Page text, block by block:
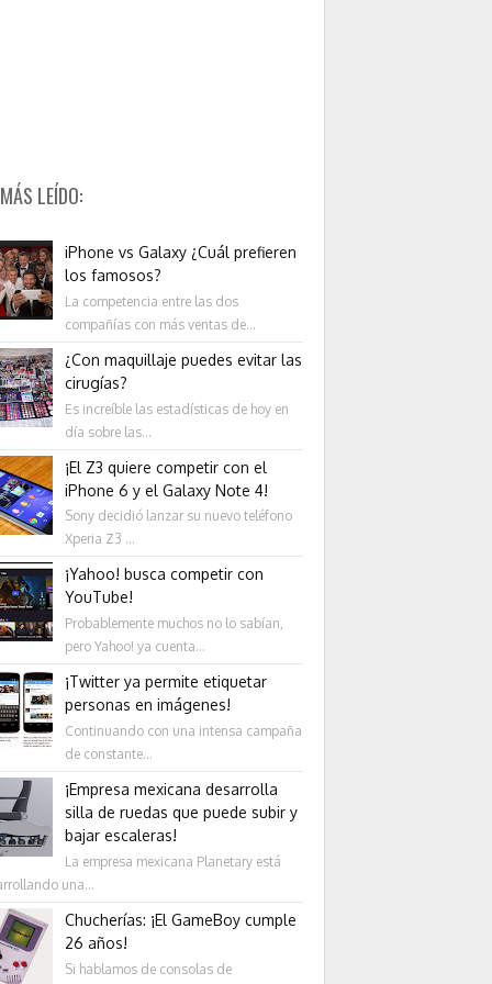
LEÍDO:
iPhone vs Galaxy ¿Cuál prefieren
los famosos?
La competencia entre las dos
compañías con más ventas de...
¿Con maquillaje puedes evitar las
cirugías?
Es increíble las estadísticas de hoy en
día sobre las...
¡El Z3 quiere competir con el
iPhone 6 y el Galaxy Note 4!
Sony decidió lanzar su nuevo teléfono
Xperia Z3 ...
¡Yahoo! busca competir con
YouTube!
Probablemente muchos no lo sabían,
pero Yahoo! ya cuenta...
¡Twitter ya permite etiquetar
personas en imágenes!
Continuando con una intensa campaña
de constante...
¡Empresa mexicana desarrolla
silla de ruedas que puede subir y
bajar escaleras!
La empresa mexicana Planetary está
una...
Chucherías: ¡El GameBoy cumple
26 años!
Si hablamos de consolas de